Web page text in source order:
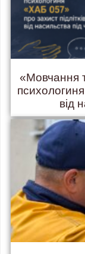
«Мовчання
від